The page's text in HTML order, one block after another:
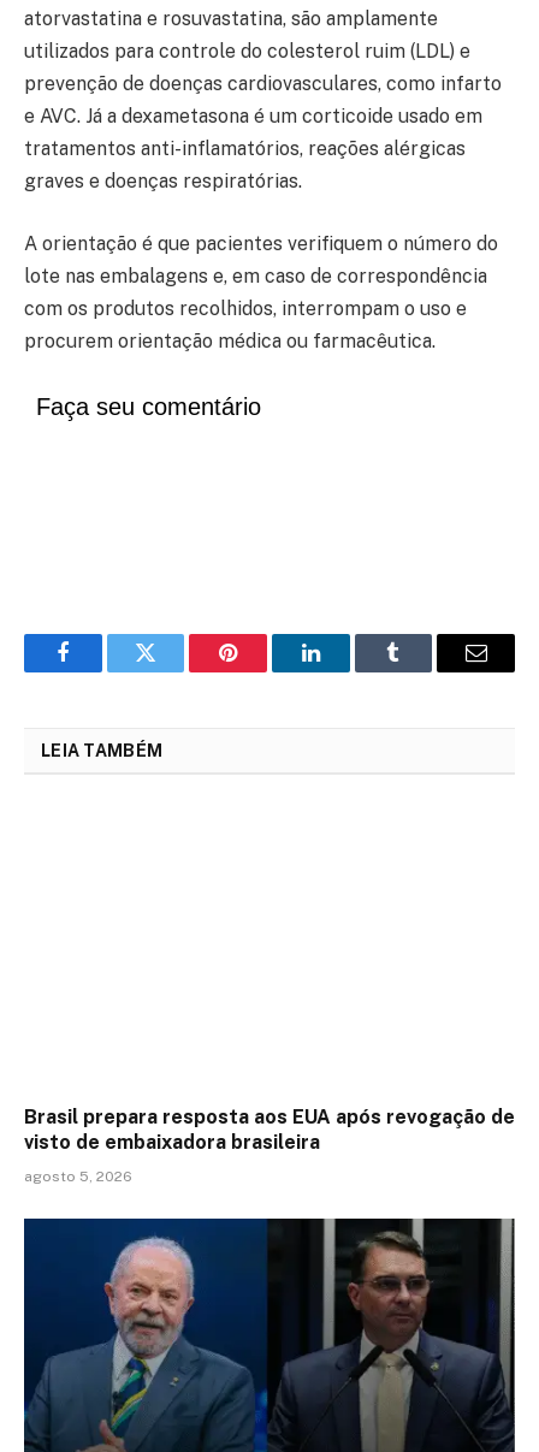
atorvastatina e rosuvastatina, são amplamente
utilizados para controle do colesterol ruim (LDL) e
prevenção de doenças cardiovasculares, como infarto
e AVC. Já a dexametasona é um corticoide usado em
tratamentos anti-inflamatórios, reações alérgicas
graves e doenças respiratórias.
A orientação é que pacientes verifiquem o número do
lote nas embalagens e, em caso de correspondência
com os produtos recolhidos, interrompam o uso e
procurem orientação médica ou farmacêutica.
Faça seu comentário
FacebookTwitter Pinterest LinkedInTumblr Email
LEIA TAMBÉM
Brasil prepara resposta aos EUA após revogação de
visto de embaixadora brasileira
agosto 5, 2026